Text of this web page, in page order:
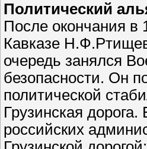
Политический
После окончания в
Кавказе
очередь занялся
безопасности. Он
политической
Грузинская
российских